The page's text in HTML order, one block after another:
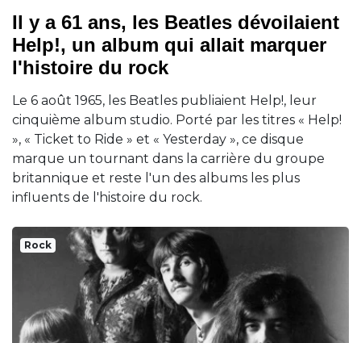
Il y a 61 ans, les Beatles dévoilaient
Help!, un album qui allait marquer
l'histoire du rock
Le 6 août 1965, les Beatles publiaient Help!, leur
cinquième album studio. Porté par les titres « Help!
», « Ticket to Ride » et « Yesterday », ce disque
marque un tournant dans la carrière du groupe
britannique et reste l'un des albums les plus
influents de l'histoire du rock.
Rock